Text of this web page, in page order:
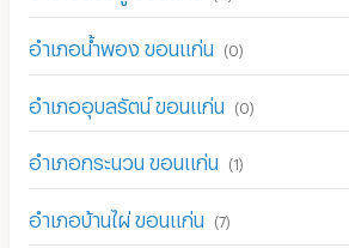
อำเภอน้ำพอง ขอนแก่น (0)
อำเภออุบลรัตน์ ขอนแก่น (0)
อำเภอกระนวน ขอนแก่น (1)
อำเภอบ้านไผ่ ขอนแก่น (7)